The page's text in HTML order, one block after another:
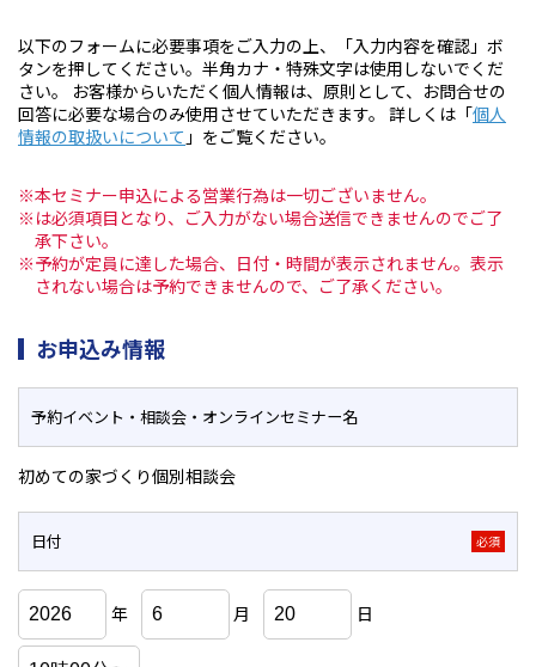
以下のフォームに必要事項をご入力の上、「入力内容を確認」ボ
タンを押してください。半角カナ・特殊文字は使用しないでくだ
さい。 お客様からいただく個人情報は、原則として、お問合せの
回答に必要な場合のみ使用させていただきます。 詳しくは「個人
情報の取扱いについて 」をご覧ください。
※本セミナー申込による営業行為は一切ございません。
※は必須項目となり、ご入力がない場合送信できませんのでご了
承下さい。
※予約が定員に達した場合、日付・時間が表示されません。表示
されない場合は予約できませんので、ご了承ください。
お申込み情報
予約イベント・相談会・ オンラインセミナー名
初めての家づくり個別相談会
日付 必須
年 月 日